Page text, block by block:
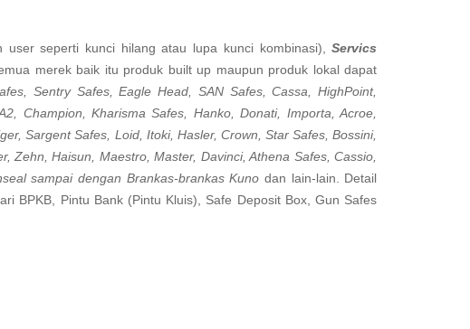
user seperti kunci hilang atau lupa kunci kombinasi),Servics
merek baik itu produk built up maupun produk lokal dapat
Sentry Safes, Eagle Head, SAN Safes, Cassa, HighPoint,
Champion, Kharisma Safes, Hanko, Donati, Importa, Acroe,
Sargent Safes, Loid, Itoki, Hasler, Crown, Star Safes, Bossini,
Zehn, Haisun, Maestro, Master, Davinci, Athena Safes, Cassio,
sampai dengan Brankas-brankas Kuno dan lain-lain. Detail
BPKB, Pintu Bank (Pintu Kluis), Safe Deposit Box, Gun Safes